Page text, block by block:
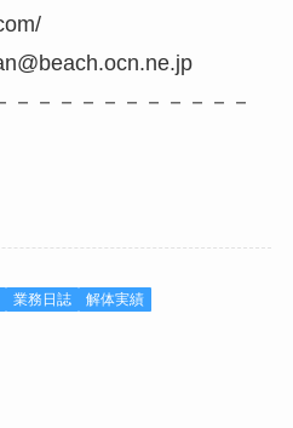
－－－－－－－－－－－
業務日誌
解体実績